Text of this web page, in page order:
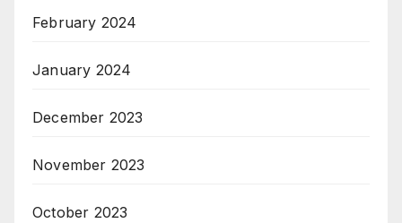
February 2024
January 2024
December 2023
November 2023
October 2023